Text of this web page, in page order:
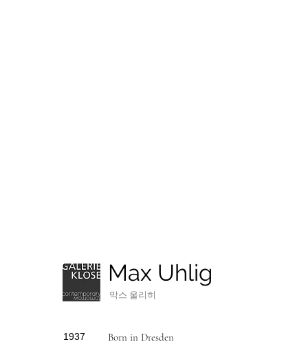
Max Uhlig
막스 울리히
1937 Born in Dresden